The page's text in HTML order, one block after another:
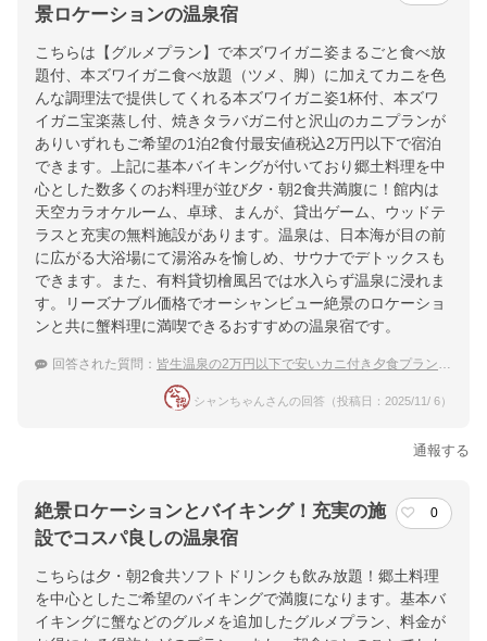
景ロケーションの温泉宿
こちらは【グルメプラン】で本ズワイガニ姿まるごと食べ放
題付、本ズワイガニ食べ放題（ツメ、脚）に加えてカニを色
んな調理法で提供してくれる本ズワイガニ姿1杯付、本ズワ
イガニ宝楽蒸し付、焼きタラバガニ付と沢山のカニプランが
ありいずれもご希望の1泊2食付最安値税込2万円以下で宿泊
できます。上記に基本バイキングが付いており郷土料理を中
心とした数多くのお料理が並び夕・朝2食共満腹に！館内は
天空カラオケルーム、卓球、まんが、貸出ゲーム、ウッドテ
ラスと充実の無料施設があります。温泉は、日本海が目の前
に広がる大浴場にて湯浴みを愉しめ、サウナでデトックスも
できます。また、有料貸切檜風呂では水入らず温泉に浸れま
す。リーズナブル価格でオーシャンビュー絶景のロケーショ
ンと共に蟹料理に満喫できるおすすめの温泉宿です。
回答された質問： 皆生温泉の2万円以下で安いカニ付き夕食プランがある温泉宿ってありますか？
シャンちゃんさんの回答（投稿日：2025/11/ 6）
通報する
絶景ロケーションとバイキング！充実の施
設でコスパ良しの温泉宿
0
こちらは夕・朝2食共ソフトドリンクも飲み放題！郷土料理
を中心としたご希望のバイキングで満腹になります。基本バ
イキングに蟹などのグルメを追加したグルメプラン、料金が